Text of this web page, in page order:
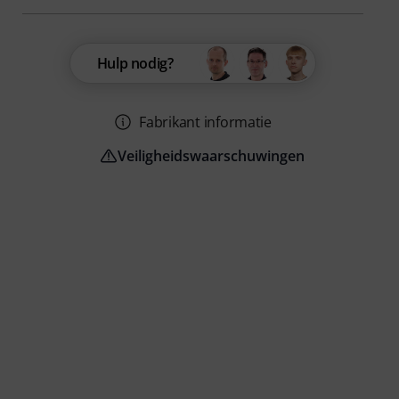
Hulp nodig?
Fabrikant informatie
Veiligheidswaarschuwingen